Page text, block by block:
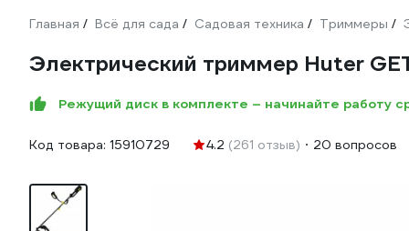
Главная / Всё для сада / Садовая техника / Триммеры /
Электрический триммер Huter
Режущий диск в комплекте – начинайте работу
Код товара: 15910729 4.2 (261 отзыв) 20 вопросов